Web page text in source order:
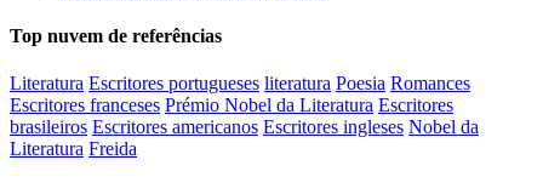
Top nuvem de referências
Literatura Escritores portugueses literatura Poesia Romances
Escritores franceses Prémio Nobel da Literatura Escritores
brasileiros Escritores americanos Escritores ingleses Nobel da
Literatura Freida